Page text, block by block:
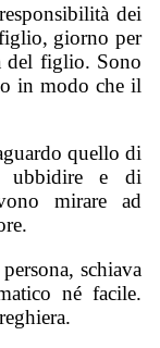
dei
giorno per
del figlio. Sono
in modo che il
quello di
ubbidire e di
mirare ad
schiava
né facile.